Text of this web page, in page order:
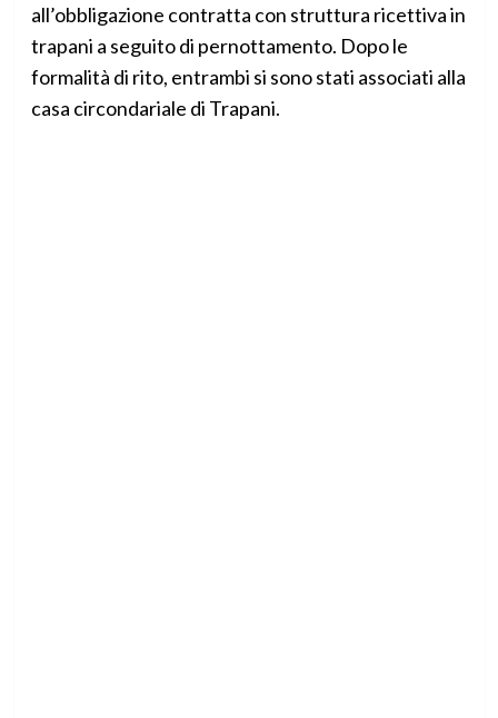
all’obbligazione contratta con struttura ricettiva in
trapani a seguito di pernottamento. Dopo le
formalità di rito, entrambi si sono stati associati alla
casa circondariale di Trapani.